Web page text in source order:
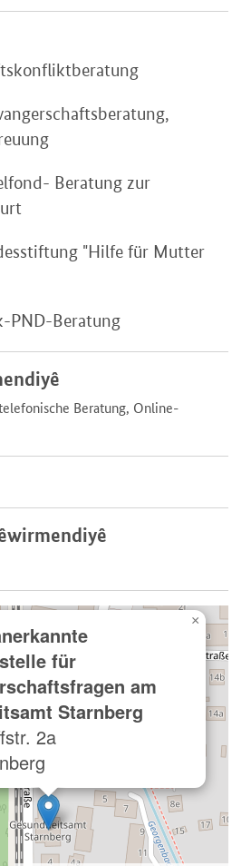
Beratung zur
"Hilfe für Mutter
PND-Beratung
Beratung, Online-
für
am
Starnberg
2a
×